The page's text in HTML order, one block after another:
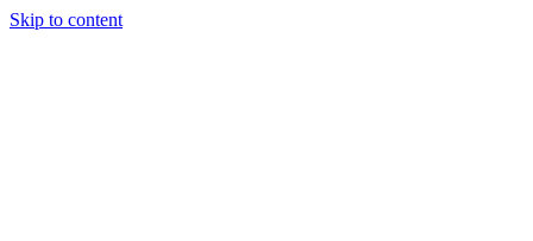
Skip to content